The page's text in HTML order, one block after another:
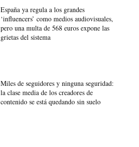
España ya regula a los grandes
‘influencers’ como medios audiovisuales,
pero una multa de 568 euros expone las
grietas del sistema
Miles de seguidores y ninguna seguridad:
la clase media de los creadores de
contenido se está quedando sin suelo